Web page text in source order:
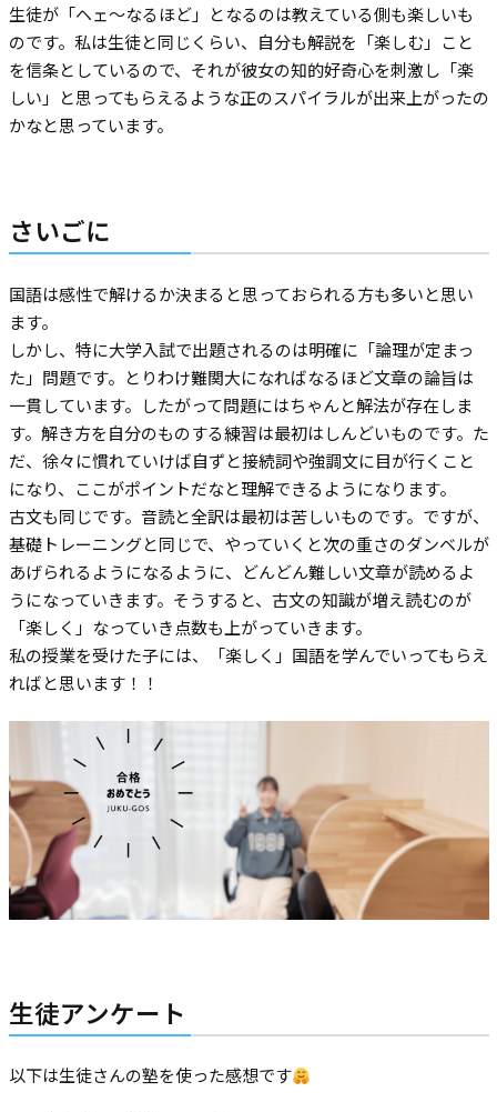
生徒が「ヘェ〜なるほど」となるのは教えている側も楽しいも
のです。私は生徒と同じくらい、自分も解説を「楽しむ」こと
を信条としているので、それが彼女の知的好奇心を刺激し「楽
しい」と思ってもらえるような正のスパイラルが出来上がったの
かなと思っています。
さいごに
国語は感性で解けるか決まると思っておられる方も多いと思い
ます。
しかし、特に大学入試で出題されるのは明確に「論理が定まっ
た」問題です。とりわけ難関大になればなるほど文章の論旨は
一貫しています。したがって問題にはちゃんと解法が存在しま
す。解き方を自分のものする練習は最初はしんどいものです。た
だ、徐々に慣れていけば自ずと接続詞や強調文に目が行くこと
になり、ここがポイントだなと理解できるようになります。
古文も同じです。音読と全訳は最初は苦しいものです。ですが、
基礎トレーニングと同じで、やっていくと次の重さのダンベルが
あげられるようになるように、どんどん難しい文章が読めるよ
うになっていきます。そうすると、古文の知識が増え読むのが
「楽しく」なっていき点数も上がっていきます。
私の授業を受けた子には、「楽しく」国語を学んでいってもらえ
ればと思います！！
生徒アンケート
以下は生徒さんの塾を使った感想です